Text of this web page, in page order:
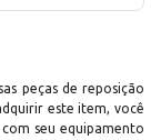
peças de reposição
este item, você
seu equipamento